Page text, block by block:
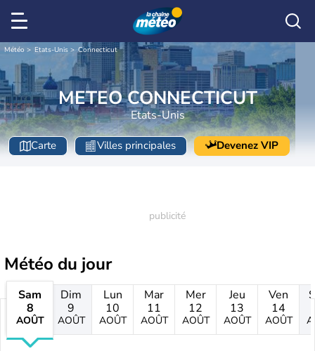
Météo Etats-Unis Connecticut
METEO CONNECTICUT
Etats-Unis
Carte Villes principales Devenez VIP
Météo du jour
Sam
8
AOÛT
Dim
9
AOÛT
Lun
10
AOÛT
Mar
11
AOÛT
Mer
12
AOÛT
Jeu
13
AOÛT
Ven
14
AOÛT